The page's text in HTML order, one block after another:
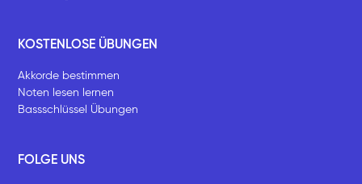
KOSTENLOSE ÜBUNGEN
Akkorde bestimmen
Noten lesen lernen
Bassschlüssel Übungen
FOLGE UNS